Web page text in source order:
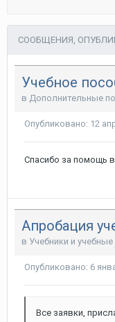
СООБЩЕНИЯ,
в Дополнительные
Опубликовано: 12
Спасибо за помощь
в Учебники и
Опубликовано: 6
Все заявки,